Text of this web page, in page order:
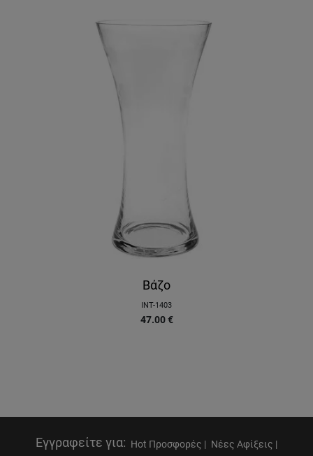
Βάζο
INT-1403
47.00 €
Εγγραφείτε για: Hot Προσφορές | Νέες Αφίξεις |